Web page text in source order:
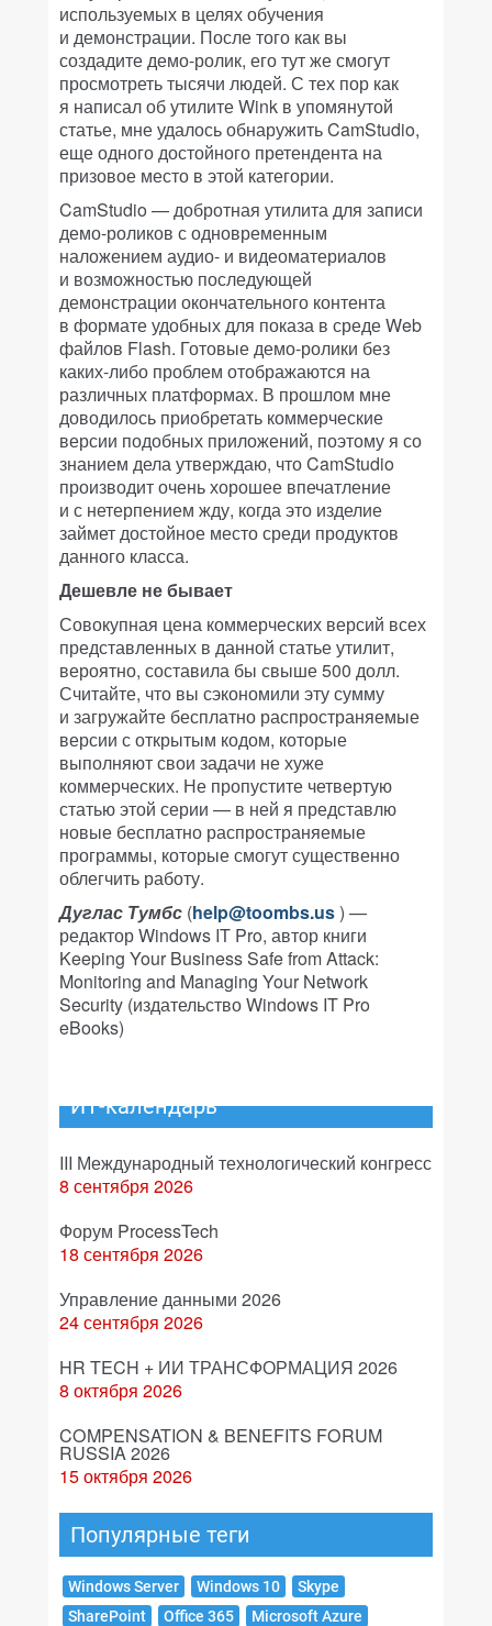
используемых в целях обучения
и демонстрации. После того как вы
создадите демо-ролик, его тут же смогут
просмотреть тысячи людей. С тех пор как
я написал об утилите Wink в упомянутой
статье, мне удалось обнаружить CamStudio,
еще одного достойного претендента на
призовое место в этой категории.
CamStudio — добротная утилита для записи
демо-роликов с одновременным
наложением аудио- и видеоматериалов
и возможностью последующей
демонстрации окончательного контента
в формате удобных для показа в среде Web
файлов Flash. Готовые демо-ролики без
каких-либо проблем отображаются на
различных платформах. В прошлом мне
доводилось приобретать коммерческие
версии подобных приложений, поэтому я со
знанием дела утверждаю, что CamStudio
производит очень хорошее впечатление
и с нетерпением жду, когда это изделие
займет достойное место среди продуктов
данного класса.
Дешевле не бывает
Совокупная цена коммерческих версий всех
представленных в данной статье утилит,
вероятно, составила бы свыше 500 долл.
Считайте, что вы сэкономили эту сумму
и загружайте бесплатно распространяемые
версии с открытым кодом, которые
выполняют свои задачи не хуже
коммерческих. Не пропустите четвертую
статью этой серии — в ней я представлю
новые бесплатно распространяемые
программы, которые смогут существенно
облегчить работу.
Дуглас Тумбс (help@toombs.us) —
редактор Windows IT Pro, автор книги
Keeping Your Business Safe from Attack:
Monitoring and Managing Your Network
Security (издательство Windows IT Pro
eBooks)
ИТ-календарь
III Международный технологический конгресс
8 сентября 2026
Форум ProcessTech
18 сентября 2026
Управление данными 2026
24 сентября 2026
HR TECH + ИИ ТРАНСФОРМАЦИЯ 2026
8 октября 2026
COMPENSATION & BENEFITS FORUM
RUSSIA 2026
15 октября 2026
Популярные теги
Windows Server Windows 10
Skype
SharePoint
Office 365
Microsoft Azure